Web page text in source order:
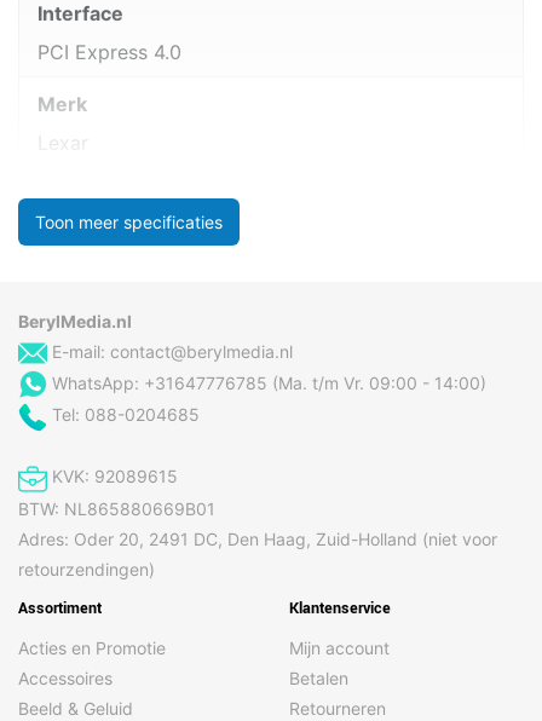
Interface
PCI Express 4.0
Merk
Lexar
Toon meer specificaties
BerylMedia.nl
E-mail: contact@berylmedia.nl
WhatsApp: +31647776785 (Ma. t/m Vr. 09:00 - 14:00)
Tel: 088-0204685
KVK: 92089615
BTW: NL865880669B01
Adres: Oder 20, 2491 DC, Den Haag, Zuid-Holland (niet voor
retourzendingen)
Assortiment
Acties en Promotie
Accessoires
Beeld & Geluid
Klantenservice
Mijn account
Betalen
Retourneren